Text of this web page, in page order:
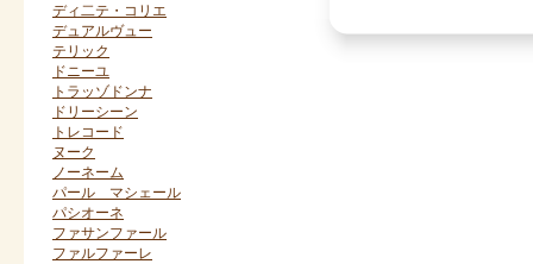
ディ二テ・コリエ
デュアルヴュー
テリック
ドニーユ
トラッゾドンナ
ドリーシーン
トレコード
ヌーク
ノーネーム
パール マシェール
パシオーネ
ファサンファール
ファルファーレ